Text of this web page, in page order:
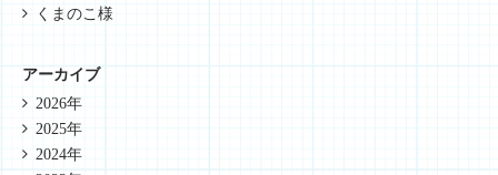
くまのこ様
アーカイブ
2026年
2025年
2024年